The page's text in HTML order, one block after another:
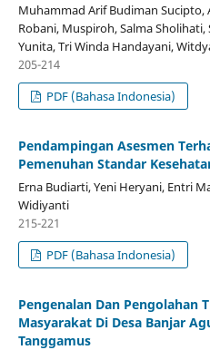
Muhammad Arif Budiman Sucipto,
Robani, Muspiroh, Salma
Yunita, Tri Winda Handayani,
205-214
PDF (Bahasa Indonesia)
Pendampingan Asesmen
Pemenuhan Standar
Erna Budiarti, Yeni Heryani, Entri
Widiyanti
215-221
PDF (Bahasa Indonesia)
Pengenalan Dan Pengolahan
Masyarakat Di Desa Banjar
Tanggamus